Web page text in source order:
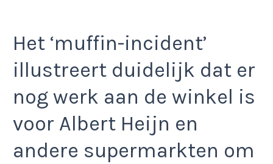
Het ‘muffin-incident’
illustreert duidelijk dat er
nog werk aan de winkel is
voor Albert Heijn en
andere supermarkten om